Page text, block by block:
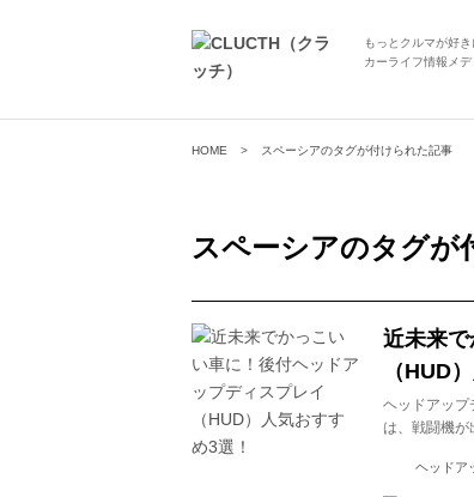
もっとクルマが好き
カーライフ情報メデ
HOME スペーシアのタグが付けられた記事
スペーシアのタグが
近未来
（HUD
ヘッドアップ
は、戦闘機
ヘッドア